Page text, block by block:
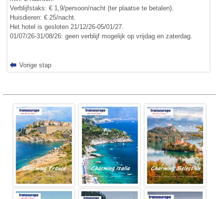
Verblijfstaks: € 1,9/persoon/nacht (ter plaatse te betalen).
Huisdieren: € 25/nacht.
Het hotel is gesloten 21/12/26-05/01/27.
01/07/26-31/08/26: geen verblijf mogelijk op vrijdag en zaterdag.
Vorige stap